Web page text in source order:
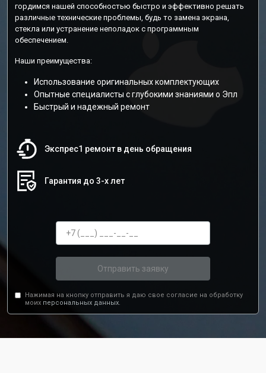
гордимся нашей способностью быстро и эффективно решать
различные технические проблемы, будь то замена экрана,
стекла или устранение неполадок с программным
обеспечением.
Наши преимущества:
Использование оригинальных комплектующих
Опытные специалисты с глубокими знаниями о Эпл
Быстрый и надежный ремонт
Экспрес1 ремонт в день обращения
Гарантия до 3-х лет
Отправить заявку
Нажимая на кнопку отправить я даю свое согласие на обработку
моих персональных данных.